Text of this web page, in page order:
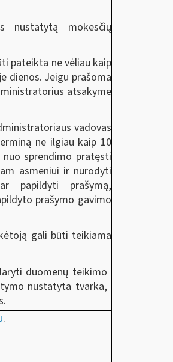
nustatytą mokesčių
pateikta ne vėliau kaip
dienos. Jeigu prašoma
atsakyme
vadovas
ne ilgiau kaip 10
sprendimo pratęsti
asmeniui ir nurodyti
papildyti prašymą,
prašymo gavimo
gali būti teikiama
duomenų teikimo
nustatyta tvarka,
.